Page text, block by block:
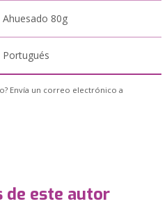
Ahuesado 80g
Portugués
Envía un correo electrónico a
de este autor